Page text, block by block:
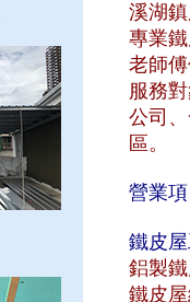
溪湖
專業
老師
服務
公司
區。
營業
鐵皮
鋁製
鐵皮